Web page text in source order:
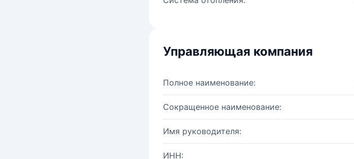
Управляющая компания
Полное наименование:
Сокращенное наименование:
Имя руководителя:
ИНН: